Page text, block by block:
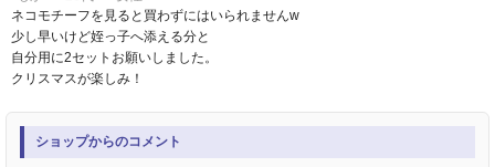
ネコモチーフを見ると買わずにはいられませんw
少し早いけど姪っ子へ添える分と
自分用に2セットお願いしました。
クリスマスが楽しみ！
ショップからのコメント